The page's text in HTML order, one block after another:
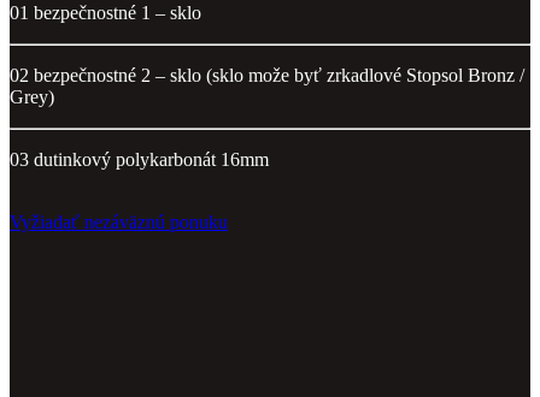
01 bezpečnostné 1 – sklo
02 bezpečnostné 2 – sklo (sklo može byť zrkadlové Stopsol Bronz /
Grey)
03 dutinkový polykarbonát 16mm
Vyžiadať nezáväznú ponuku